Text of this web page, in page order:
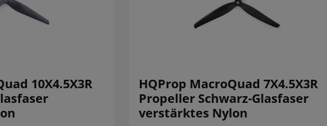
10X4.5X3R
HQProp MacroQuad 7X4.5X3R
Propeller Schwarz-Glasfaser
verstärktes Nylon